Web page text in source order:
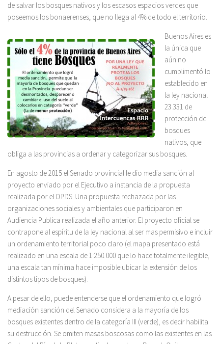
de salvar los bosques nativos y los escasos espacios verdes que
poseemos los bonaerenses, que no llega al 4% de todo el territorio.
Buenos Aires es
la única que
aún no
cumplimentó lo
establecido en
la ley nacional
23.331 de
protección de
bosques
nativos, que
obliga a las provincias a ordenar y categorizar sus bosques.
En agosto de 2015 el Senado provincial le dio media sanción al
proyecto enviado por el Ejecutivo a instancia de la propuesta
realizada por el OPDS. Una propuesta rechazada por las
organizaciones sociales y ambientales que participaron en
Audiencia Publica realizada el año anterior. El proyecto oficial se
contrapone al espíritu de la ley nacional al ser mas permisivo e incluir
un ordenamiento territorial poco claro (el mapa presentado está
realizado en una escala de 1:250.000 que lo hace totalmente ilegible,
una escala tan mínima hace imposible ubicar la extensión de los
distintos tipos de bosques).
A pesar de ello, puede entenderse que el ordenamiento que logró
mediación sanción del Senado considera a la mayoría de los
bosques existentes dentro de la categoría III (verde), es decir habilita
su destrucción. Se omiten masas boscosas como las existentes en las